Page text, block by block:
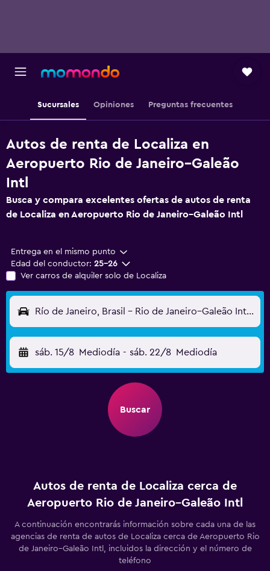
Sucursales Opiniones Preguntas frecuentes
Autos de renta de Localiza en
Aeropuerto Rio de Janeiro–Galeão
Intl
Busca y compara excelentes ofertas de autos de renta
de Localiza en Aeropuerto Rio de Janeiro–Galeão Intl
Entrega en el mismo punto
Edad del conductor: 25-26
Ver carros de alquiler solo de Localiza
Río de Janeiro, Brasil - Rio de Janeiro–Galeão Intl (GIG)
sáb. 15/8 Mediodía - sáb. 22/8 Mediodía
Buscar
Autos de renta de Localiza cerca de
Aeropuerto Rio de Janeiro–Galeão Intl
A continuación encontrarás información sobre cada una de las
agencias de renta de autos de Localiza cerca de Aeropuerto Rio
de Janeiro–Galeão Intl, incluidos la dirección y el número de
teléfono